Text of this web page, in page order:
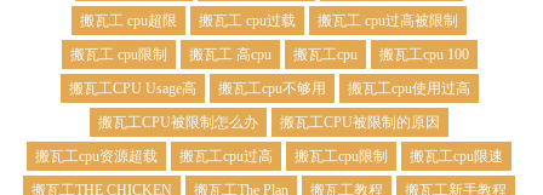
搬瓦工 cpu超限
搬瓦工 cpu过载
搬瓦工 cpu过高被限制
搬瓦工 cpu限制
搬瓦工 高cpu 搬瓦工cpu
搬瓦工cpu 100
搬瓦工CPU Usage高
搬瓦工cpu不够用
搬瓦工cpu使用过高
搬瓦工CPU被限制怎么办
搬瓦工CPU被限制的原因
搬瓦工cpu资源超载
搬瓦工cpu过高 搬瓦工cpu限制
搬瓦工cpu限速
搬瓦工THE CHICKEN
搬瓦工The Plan 搬瓦工教程
搬瓦工新手教程